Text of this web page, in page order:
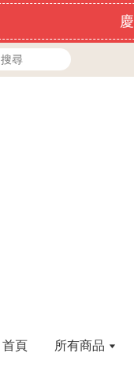
搜尋
首頁 所有商品